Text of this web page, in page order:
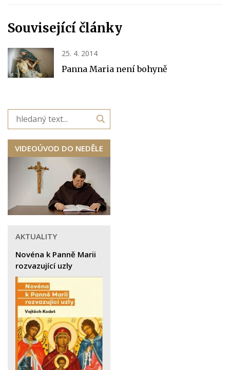
Související články
25. 4. 2014
Panna Maria není bohyně
VIDEOÚVOD DO NEDĚLE
AKTUALITY
Novéna k Panně Marii
rozvazující uzly